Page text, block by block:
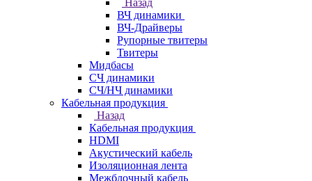
Назад
ВЧ динамики
ВЧ-Драйверы
Рупорные твитеры
Твитеры
Мидбасы
СЧ динамики
СЧ/НЧ динамики
Кабельная продукция
Назад
Кабельная продукция
HDMI
Акустический кабель
Изоляционная лента
Межблочный кабель